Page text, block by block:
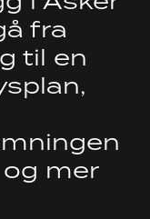
fra
til en
mer